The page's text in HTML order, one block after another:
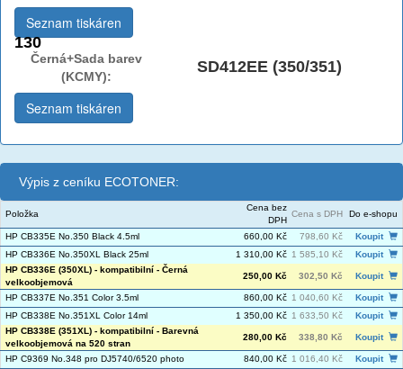
130
Seznam tiskáren
Černá+Sada barev
(KCMY):
SD412EE (350/351)
Seznam tiskáren
Výpis z ceníku ECOTONER:
Položka
Cena bez
DPH
Cena s DPH Do e-shopu
HP CB335E No.350 Black 4.5ml 660,00 Kč 798,60 Kč
Koupit
HP CB336E No.350XL Black 25ml
1 310,00 Kč 1 585,10 Kč
Koupit
HP CB336E (350XL) - kompatibilní - Černá
velkoobjemová
250,00 Kč 302,50 Kč Koupit
HP CB337E No.351 Color 3.5ml 860,00 Kč 1 040,60 Kč
Koupit
HP CB338E No.351XL Color 14ml
1 350,00 Kč 1 633,50 Kč
Koupit
HP CB338E (351XL) - kompatibilní - Barevná
velkoobjemová na 520 stran
280,00 Kč 338,80 Kč Koupit
HP C9369 No.348 pro DJ5740/6520 photo 840,00 Kč 1 016,40 Kč
Koupit